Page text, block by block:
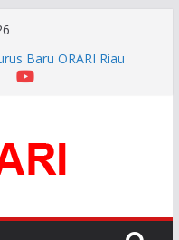
Baru ORARI Riau
dengan Diskominfotik
27 )
Resmi Pimpin ORARI
Dikukuhkan Langsung
Muslok III Bengkalis